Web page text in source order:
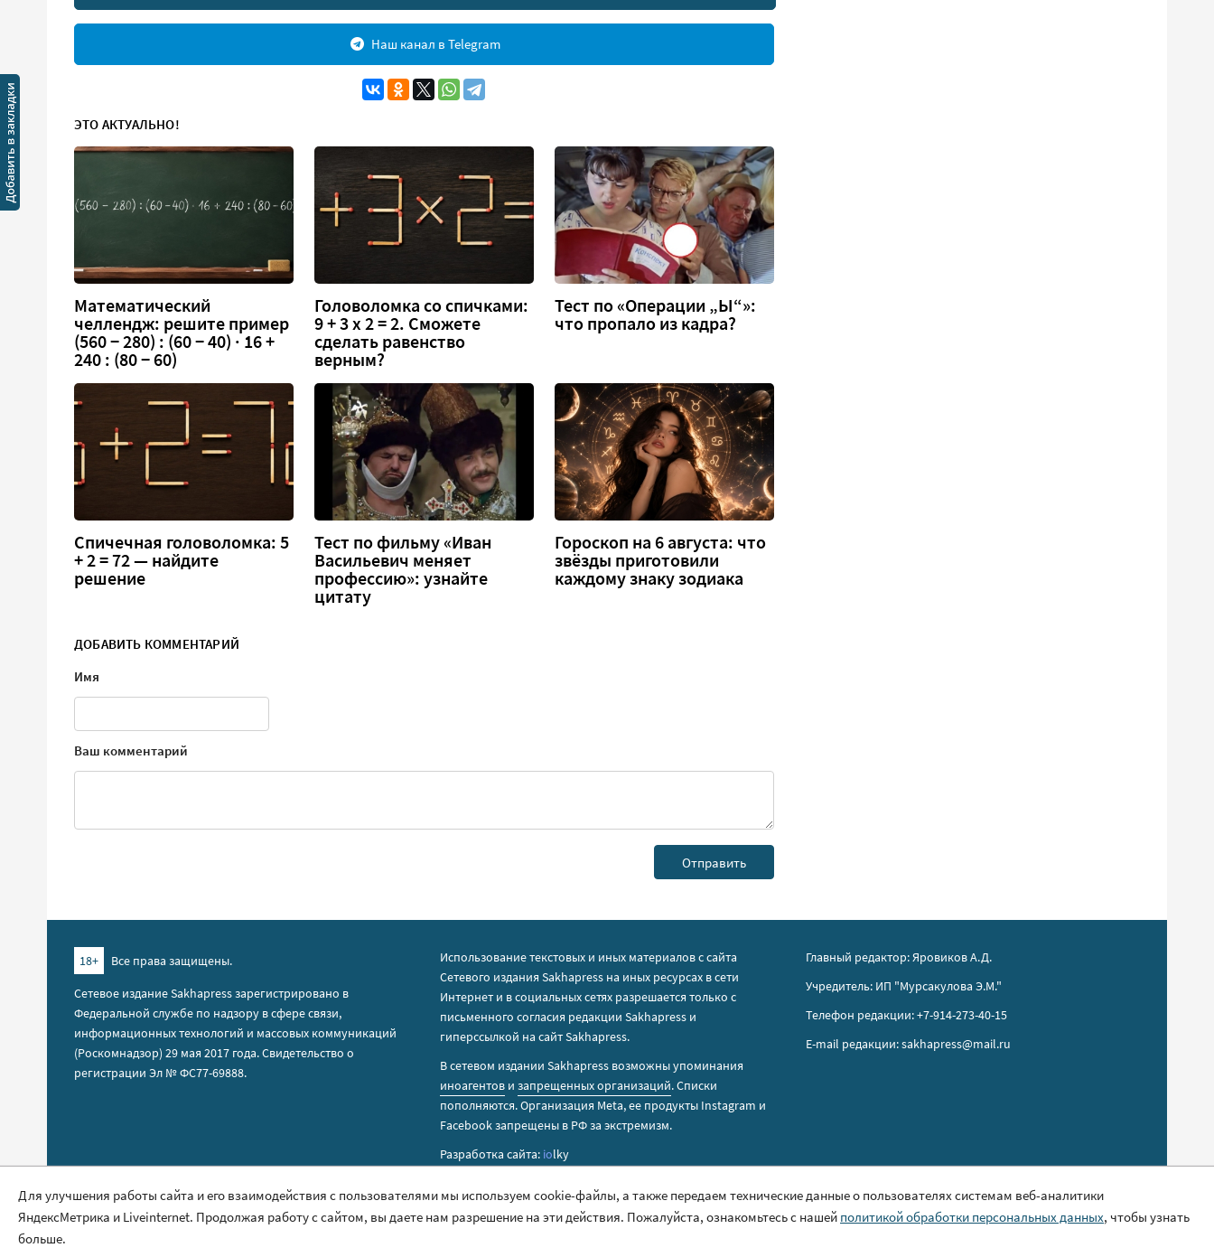
Наш канал в Telegram
ЭТО АКТУАЛЬНО!
Математический
челлендж: решите пример
(560 − 280) : (60 − 40) · 16 +
240 : (80 − 60)
Головоломка со спичками:
9 + 3 х 2 = 2. Сможете
сделать равенство
верным?
Тест по «Операции „Ы“»:
что пропало из кадра?
Спичечная головоломка: 5
+ 2 = 72 — найдите
решение
Тест по фильму «Иван
Васильевич меняет
профессию»: узнайте
цитату
Гороскоп на 6 августа: что
звёзды приготовили
каждому знаку зодиака
ДОБАВИТЬ КОММЕНТАРИЙ
Имя
Ваш комментарий
18+
Все права защищены.
Сетевое издание Sakhapress зарегистрировано в
Федеральной службе по надзору в сфере связи,
информационных технологий и массовых коммуникаций
(Роскомнадзор) 29 мая 2017 года. Свидетельство о
регистрации Эл № ФС77-69888.
Использование текстовых и иных материалов с сайта
Сетевого издания Sakhapress на иных ресурсах в сети
Интернет и в социальных сетях разрешается только с
письменного согласия редакции Sakhapress и
гиперссылкой на сайт Sakhapress.
В сетевом издании Sakhapress возможны упоминания
иноагентов изапрещенных организаций. Списки
пополняются. Организация Metа, ее продукты Instagram и
Facebook запрещены в РФ за экстремизм.
Разработка сайта: iolky
Главный редактор: Яровиков А.Д.
Учредитель: ИП "Мурсакулова Э.М."
Телефон редакции: +7-914-273-40-15
E-mail редакции: sakhapress@mail.ru
Правила сайта
Политика обработки персональных данных
Для улучшения работы сайта и его взаимодействия с пользователями мы используем cookie-файлы, а также передаем технические данные о пользователях системам веб-аналитики
ЯндексМетрика и Liveinternet. Продолжая работу с сайтом, вы даете нам разрешение на эти действия. Пожалуйста, ознакомьтесь с нашей политикой обработки персональных данных, чтобы узнать
больше.